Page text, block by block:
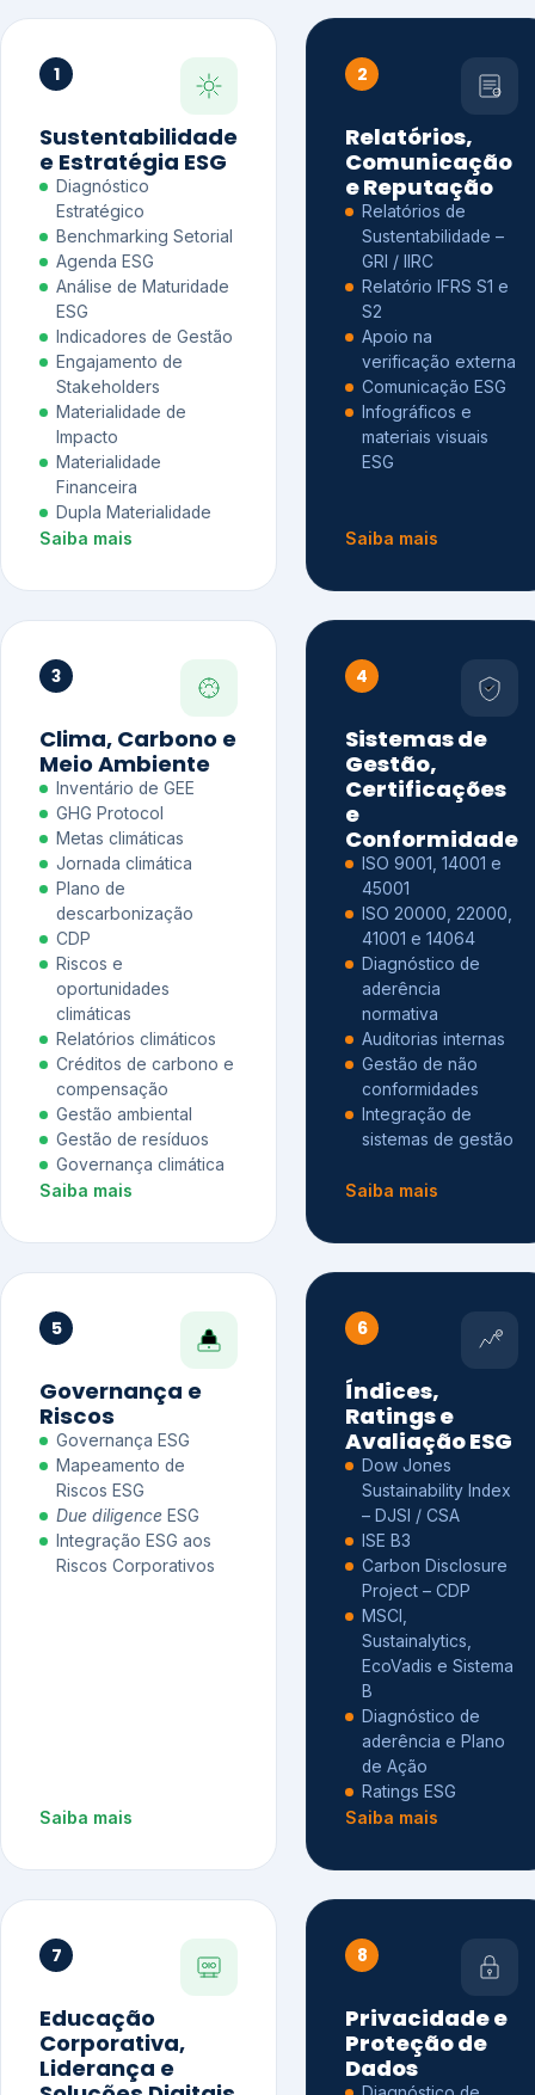
1
Sustentabilidade
e Estratégia ESG
Diagnóstico
Estratégico
Benchmarking Setorial
Agenda ESG
Análise de Maturidade
ESG
Indicadores de Gestão
Engajamento de
Stakeholders
Materialidade de
Impacto
Materialidade
Financeira
Dupla Materialidade
Saiba mais
2
Relatórios,
Comunicação
e Reputação
Relatórios de
Sustentabilidade –
GRI / IIRC
Relatório IFRS S1 e
S2
Apoio na
verificação externa
Comunicação ESG
Infográficos e
materiais visuais
ESG
Saiba mais
3
Clima, Carbono e
Meio Ambiente
Inventário de GEE
GHG Protocol
Metas climáticas
Jornada climática
Plano de
descarbonização
CDP
Riscos e
oportunidades
climáticas
Relatórios climáticos
Créditos de carbono e
compensação
Gestão ambiental
Gestão de resíduos
Governança climática
Saiba mais
4
Sistemas de
Gestão,
Certificações
e
Conformidade
ISO 9001, 14001 e
45001
ISO 20000, 22000,
41001 e 14064
Diagnóstico de
aderência
normativa
Auditorias internas
Gestão de não
conformidades
Integração de
sistemas de gestão
Saiba mais
5
Governança e
Riscos
Governança ESG
Mapeamento de
Riscos ESG
Due diligence ESG
Integração ESG aos
Riscos Corporativos
Saiba mais
6
Índices,
Ratings e
Avaliação ESG
Dow Jones
Sustainability Index
– DJSI / CSA
ISE B3
Carbon Disclosure
Project – CDP
MSCI,
Sustainalytics,
EcoVadis e Sistema
B
Diagnóstico de
aderência e Plano
de Ação
Ratings ESG
Saiba mais
7
Educação
Corporativa,
Liderança e
8
Privacidade e
Proteção de
Dados